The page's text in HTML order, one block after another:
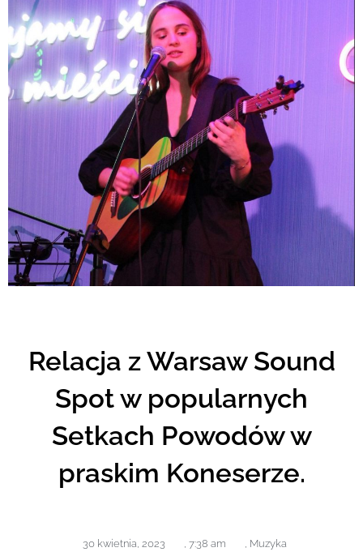
Relacja z Warsaw Sound
Spot w popularnych
Setkach Powodów w
praskim Koneserze.
30 kwietnia, 2023 , 7:38 am , Muzyka